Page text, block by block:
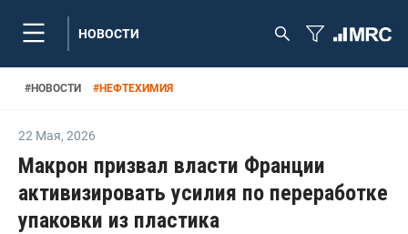
НОВОСТИ
#НОВОСТИ #НЕФТЕХИМИЯ
22 Мая, 2026
Макрон призвал власти Франции
активизировать усилия по переработке
упаковки из пластика